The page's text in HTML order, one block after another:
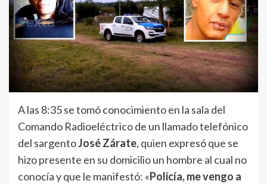
A las 8:35 se tomó conocimiento en la sala del
Comando Radioeléctrico de un llamado telefónico
del sargentoJosé Zárate, quien expresó que se
hizo presente en su domicilio un hombre al cual no
conocía y que le manifestó: «Policía, me vengo a